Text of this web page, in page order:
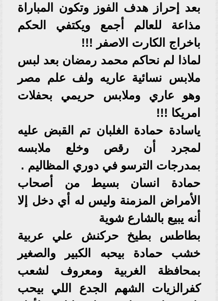
بعد إحراز هدف الفوز وتكون المباراة
مذاعة للعالم أجمع ويكتفي الحكم
باخراج الكارت الاصفر !!!
لماذا لم نحاكم محمد رمضان بعد لبس
ملابس نسائية عاريه ولف علم مصر
وهو عاري وملابس حريمي بحفلات
امريكا !!!
ياسادة حمادة الغلبان تم القبض عليه
لمجرد أن رقص وخلع ملابسه
بمدرجات الترسو في دوري المظاليم .
حمادة انسان بسيط من أصحاب
الأمراض المزمنة وليس له أي دخل إلا
أنه يبيع بالشارع شوية
بطاطس بطيخ حركنش علي عربية
خشب حمادة بيحبه الكبير والصغير
بمحافظة الغربية ومعروف لشعب
كفرالزيات الشهم الجدع اللي بيحب